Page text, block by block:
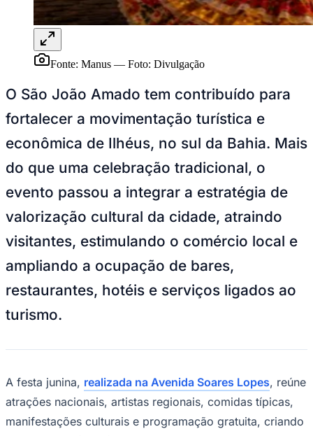
Hub de Negócios
Guia Comercial
Selo Verificado
Portal Educacional
Agenda de Vestibulares
Vagas de Emprego
Anuncie no Portal
Verificar Empresa Novo
Anunciar Vagas
Publicidade Legal
NBA
Fórmula 1
Tênis (ATP)
NHL
NBB
Competições de Futebol
Brasileirão Série A
Paulistão
Fonte: Manus — Foto: Divulgação
O São João Amado tem contribuído para
fortalecer a movimentação turística e
econômica de Ilhéus, no sul da Bahia. Mais
do que uma celebração tradicional, o
evento passou a integrar a estratégia de
valorização cultural da cidade, atraindo
visitantes, estimulando o comércio local e
ampliando a ocupação de bares,
restaurantes, hotéis e serviços ligados ao
turismo.
A festa junina, realizada na Avenida Soares Lopes, reúne
atrações nacionais, artistas regionais, comidas típicas,
manifestações culturais e programação gratuita, criando